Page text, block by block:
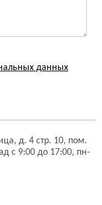
данных
д. 4 стр. 10, пом.
с 9:00 до 17:00, пн-